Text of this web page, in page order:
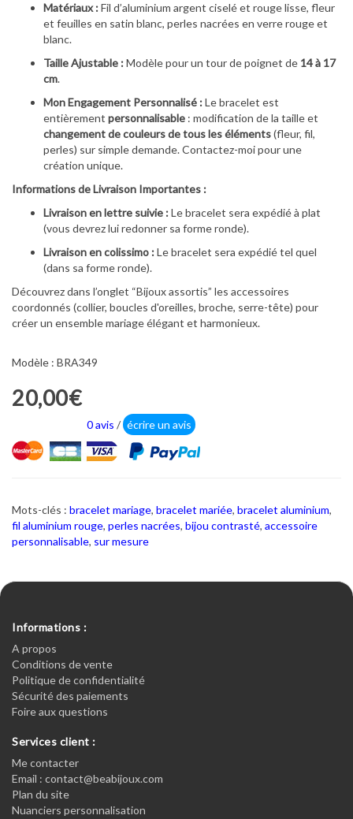
Matériaux :Fil d’aluminium argent ciselé et rouge lisse, fleur
et feuilles en satin blanc, perles nacrées en verre rouge et
blanc.
Taille Ajustable :Modèle pour un tour de poignet de 14 à 17
cm.
Mon Engagement Personnalisé :Le bracelet est
entièrement personnalisable : modification de la taille et
changement de couleurs de tous les éléments(fleur, fil,
perles) sur simple demande. Contactez-moi pour une
création unique.
Informations de Livraison Importantes :
Livraison en lettre suivie :Le bracelet sera expédié à plat
(vous devrez lui redonner sa forme ronde).
Livraison en colissimo :Le bracelet sera expédié tel quel
(dans sa forme ronde).
Découvrez dans l’onglet “Bijoux assortis” les accessoires
coordonnés (collier, boucles d'oreilles, broche, serre-tête) pour
créer un ensemble mariage élégant et harmonieux.
Modèle : BRA349
20,00€
0 avis / écrire un avis
Mots-clés : bracelet mariage, bracelet mariée, bracelet aluminium,
fil aluminium rouge, perles nacrées, bijou contrasté, accessoire
personnalisable, sur mesure
Informations :
A propos
Conditions de vente
Politique de confidentialité
Sécurité des paiements
Foire aux questions
Services client :
Me contacter
Email : contact@beabijoux.com
Plan du site
Nuanciers personnalisation